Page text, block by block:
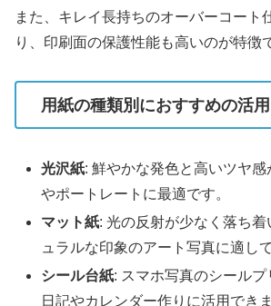
また、キレイ長持ちのオーバーコート
り、印刷面の保護性能も高いのが特徴
用紙の種類別におすすめの活
光沢紙: 鮮やかな発色と高いツヤ
やポートレートに最適です。
マット紙: 光の反射が少なく落ち
ュラルな印象のアート写真に適し
シール台紙: スマホ写真のシールプ
日記やカレンダー作りに活用できま